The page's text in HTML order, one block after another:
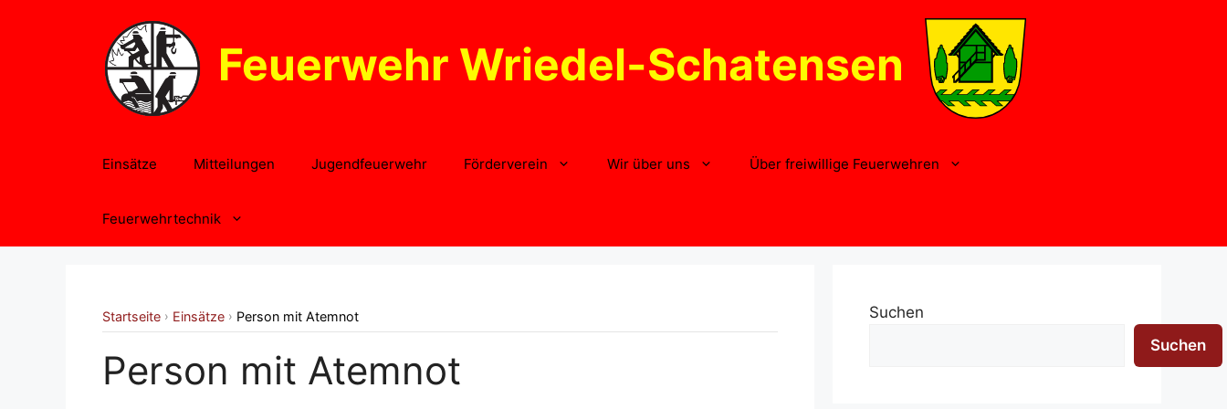
Feuerwehr Wriedel-Schatensen
Einsätze Mitteilungen Jugendfeuerwehr Förderverein Wir über uns Über freiwillige Feuerwehren
Feuerwehrtechnik
Startseite › Einsätze › Person mit Atemnot
Person mit Atemnot
Suchen
Suchen